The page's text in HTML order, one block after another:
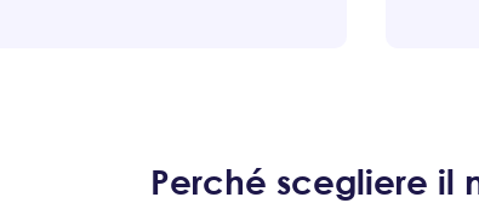
Perché scegliere il